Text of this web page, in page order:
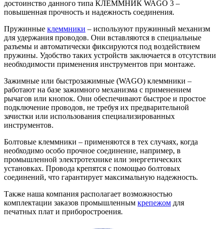
достоинство данного типа КЛЕММНИК WAGO 3 –
повышенная прочность и надежность соединения.
Пружинные клеммники – используют пружинный механизм
для удержания проводов. Они вставляются в специальные
разъемы и автоматически фиксируются под воздействием
пружины. Удобство таких устройств заключается в отсутствии
необходимости применения инструментов при монтаже.
Зажимные или быстрозажимные (WAGO) клеммники –
работают на базе зажимного механизма с применением
рычагов или кнопок. Они обеспечивают быстрое и простое
подключение проводов, не требуя их предварительной
зачистки или использования специализированных
инструментов.
Болтовые клеммники – применяются в тех случаях, когда
необходимо особо прочное соединение, например, в
промышленной электротехнике или энергетических
установках. Провода крепятся с помощью болтовых
соединений, что гарантирует максимальную надежность.
Также наша компания располагает возможностью
комплектации заказов промышленным крепежом для
печатных плат и приборостроения.